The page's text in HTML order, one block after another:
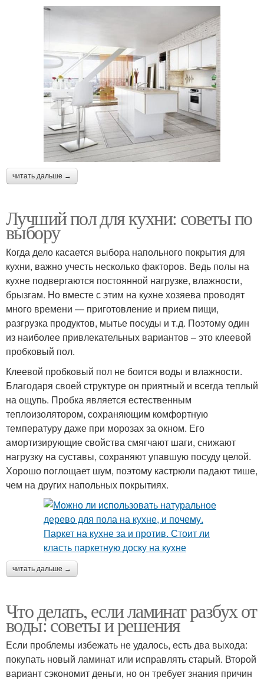
читать дальше →
Лучший пол для кухни: советы по
выбору
Когда дело касается выбора напольного покрытия для
кухни, важно учесть несколько факторов. Ведь полы на
кухне подвергаются постоянной нагрузке, влажности,
брызгам. Но вместе с этим на кухне хозяева проводят
много времени — приготовление и прием пищи,
разгрузка продуктов, мытье посуды и т.д. Поэтому один
из наиболее привлекательных вариантов – это клеевой
пробковый пол.
Клеевой пробковый пол не боится воды и влажности.
Благодаря своей структуре он приятный и всегда теплый
на ощупь. Пробка является естественным
теплоизолятором, сохраняющим комфортную
температуру даже при морозах за окном. Его
амортизирующие свойства смягчают шаги, снижают
нагрузку на суставы, сохраняют упавшую посуду целой.
Хорошо поглощает шум, поэтому кастрюли падают тише,
чем на других напольных покрытиях.
читать дальше →
Что делать, если ламинат разбух от
воды: советы и решения
Если проблемы избежать не удалось, есть два выхода:
покупать новый ламинат или исправлять старый. Второй
вариант сэкономит деньги, но он требует знания причин